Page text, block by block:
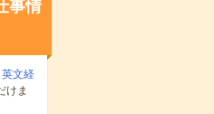
事情
文経
けま